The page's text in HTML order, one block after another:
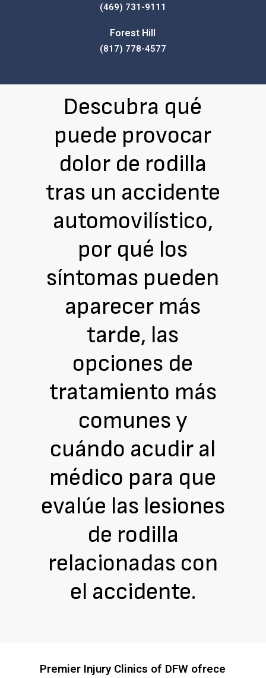
(469) 731-9111
Forest Hill
(817) 778-4577
Descubra qué
puede provocar
dolor de rodilla
tras un accidente
automovilístico,
por qué los
síntomas pueden
aparecer más
tarde, las
opciones de
tratamiento más
comunes y
cuándo acudir al
médico para que
evalúe las lesiones
de rodilla
relacionadas con
el accidente.
Premier Injury Clinics of DFW ofrece